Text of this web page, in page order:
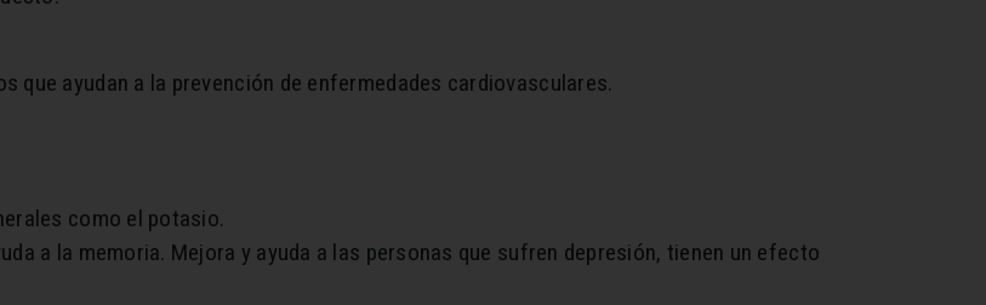
que ayudan a la prevención de enfermedades cardiovasculares.
como el potasio.
a la memoria. Mejora y ayuda a las personas que sufren depresión, tienen un efecto